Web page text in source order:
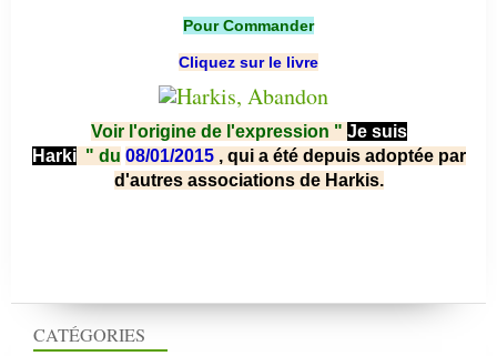
CATÉGORIES
Pour Commander
Cliquez sur le livre
Voir l'origine de l'expression " Je suis
Harki " du 08/01/2015 , qui a été depuis adoptée par
d'autres associations de Harkis.